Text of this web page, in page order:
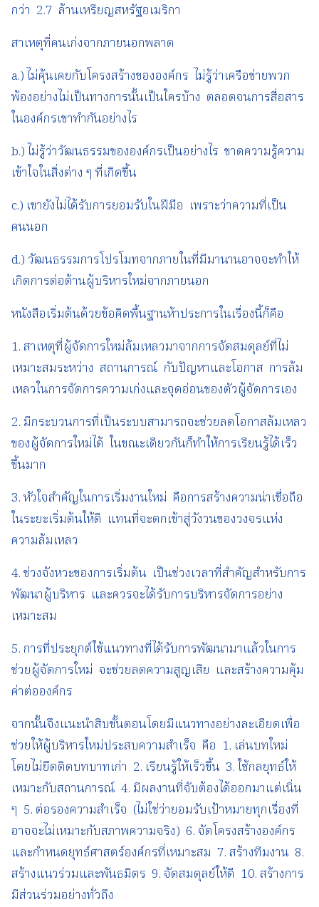
กว่า 2.7 ล้านเหรียญสหรัฐอเมริกา
สาเหตุที่คนเก่งจากภายนอกพลาด
a.) ไม่คุ้นเคยกับโครงสร้างขององค์กร ไม่รู้ว่าเครือข่ายพวก
พ้องอย่างไม่เป็นทางการนั้นเป็นใครบ้าง ตลอดจนการสื่อสาร
ในองค์กรเขาทำกันอย่างไร
b.) ไม่รู้ว่าวัฒนธรรมขององค์กรเป็นอย่างไร ขาดความรู้ความ
เข้าใจในสิ่งต่าง ๆ ที่เกิดขึ้น
c.) เขายังไม่ได้รับการยอมรับในฝีมือ เพราะว่าความที่เป็น
คนนอก
d.) วัฒนธรรมการโปรโมทจากภายในที่มีมานานอาจจะทำให้
เกิดการต่อต้านผู้บริหารใหม่จากภายนอก
หนังสือเริ่มต้นด้วยข้อคิดพื้นฐานห้าประการในเรื่องนี้ก็คือ
1. สาเหตุที่ผู้จัดการใหม่ล้มเหลวมาจากการจัดสมดุลย์ที่ไม่
เหมาะสมระหว่าง สถานการณ์ กับปัญหาและโอกาส การล้ม
เหลวในการจัดการความเก่งและจุดอ่อนของตัวผู้จัดการเอง
2. มีกระบวนการที่เป็นระบบสามารถจะช่วยลดโอกาสล้มเหลว
ของผู้จัดการใหม่ได้ ในขณะเดียวกันก็ทำให้การเรียนรู้ได้เร็ว
ขึ้นมาก
3. หัวใจสำคัญในการเริ่มงานใหม่ คือการสร้างความน่าเชื่อถือ
ในระยะเริ่มต้นให้ดี แทนที่จะตกเข้าสู่วังวนของวงจรแห่ง
ความล้มเหลว
4. ช่วงจังหวะของการเริ่มต้น เป็นช่วงเวลาที่สำคัญสำหรับการ
พัฒนาผู้บริหาร และควรจะได้รับการบริหารจัดการอย่าง
เหมาะสม
5. การที่ประยุกต์ใช้แนวทางที่ได้รับการพัฒนามาแล้วในการ
ช่วยผู้จัดการใหม่ จะช่วยลดความสูญเสีย และสร้างความคุ้ม
ค่าต่อองค์กร
จากนั้นจึงแนะนำสิบขั้นตอนโดยมีแนวทางอย่างละเอียดเพื่อ
ช่วยให้ผู้บริหารใหม่ประสบความสำเร็จ คือ 1. เล่นบทใหม่
โดยไม่ยึดติดบทบาทเก่า 2. เรียนรู้ให้เร็วขึ้น 3. ใช้กลยุทธ์ให้
เหมาะกับสถานการณ์ 4. มีผลงานที่จับต้องได้ออกมาแต่เนิ่น
ๆ 5. ต่อรองความสำเร็จ (ไม่ใช่ว่ายอมรับเป้าหมายทุกเรื่องที่
อาจจะไม่เหมาะกับสภาพความจริง) 6. จัดโครงสร้างองค์กร
และกำหนดยุทธ์ศาสตร์องค์กรที่เหมาะสม 7. สร้างทีมงาน 8.
สร้างแนวร่วมและพันธมิตร 9. จัดสมดุลย์ให้ดี 10. สร้างการ
มีส่วนร่วมอย่างทั่วถึง